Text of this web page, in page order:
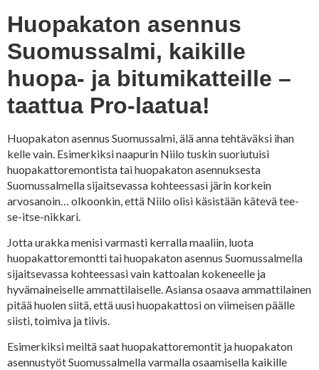
Huopakaton asennus
Suomussalmi, kaikille
huopa- ja bitumikatteille –
taattua Pro-laatua!
Huopakaton asennus Suomussalmi, älä anna tehtäväksi ihan
kelle vain. Esimerkiksi naapurin Niilo tuskin suoriutuisi
huopakattoremontista tai huopakaton asennuksesta
Suomussalmella sijaitsevassa kohteessasi järin korkein
arvosanoin… olkoonkin, että Niilo olisi käsistään kätevä tee-
se-itse-nikkari.
Jotta urakka menisi varmasti kerralla maaliin, luota
huopakattoremontti tai huopakaton asennus Suomussalmella
sijaitsevassa kohteessasi vain kattoalan kokeneelle ja
hyvämaineiselle ammattilaiselle. Asiansa osaava ammattilainen
pitää huolen siitä, että uusi huopakattosi on viimeisen päälle
siisti, toimiva ja tiivis.
Esimerkiksi meiltä saat huopakattoremontit ja huopakaton
asennustyöt Suomussalmella varmalla osaamisella kaikille